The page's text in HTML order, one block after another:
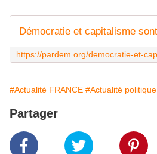
#Actualité FRANCE #Actualité politique
Partager